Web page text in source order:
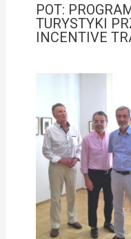
POT:
TURYSTYKI
INCENTIVE